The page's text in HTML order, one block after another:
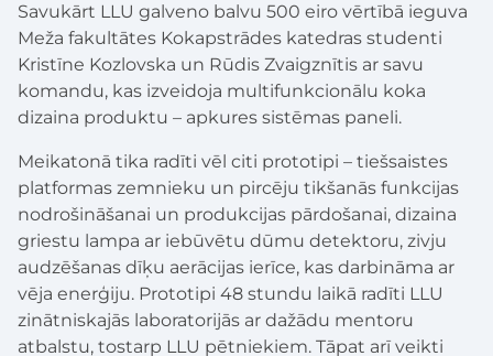
Savukārt LLU galveno balvu 500 eiro vērtībā ieguva
Meža fakultātes Kokapstrādes katedras studenti
Kristīne Kozlovska un Rūdis Zvaigznītis ar savu
komandu, kas izveidoja multifunkcionālu koka
dizaina produktu – apkures sistēmas paneli.
Meikatonā tika radīti vēl citi prototipi – tiešsaistes
platformas zemnieku un pircēju tikšanās funkcijas
nodrošināšanai un produkcijas pārdošanai, dizaina
griestu lampa ar iebūvētu dūmu detektoru, zivju
audzēšanas dīķu aerācijas ierīce, kas darbināma ar
vēja enerģiju. Prototipi 48 stundu laikā radīti LLU
zinātniskajās laboratorijās ar dažādu mentoru
atbalstu, tostarp LLU pētniekiem. Tāpat arī veikti